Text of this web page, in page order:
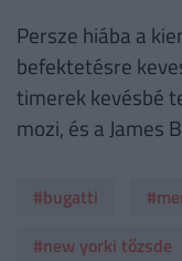
Persze hiába a
befektetésre
timerek kevésbé
mozi, és a James
#bugatti
#new yorki tőzsde